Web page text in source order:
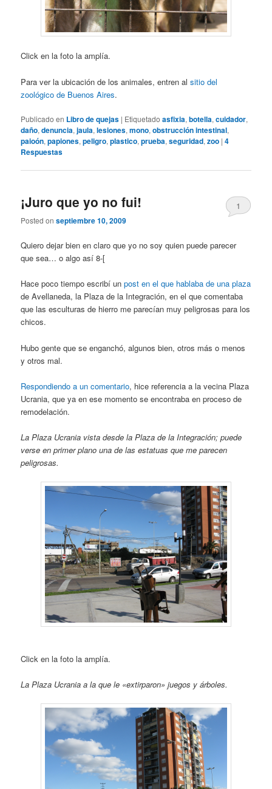
Click en la foto la amplía.
Para ver la ubicación de los animales, entren alsitio del
zoológico de Buenos Aires.
Publicado en Libro de quejas | Etiquetado asfixia,botella,cuidador,
daño,denuncia,jaula,lesiones,mono,obstrucción intestinal,
paioón,papiones,peligro,plastico,prueba,seguridad,zoo |4
Respuestas
¡Juro que yo no fui!
Posted onseptiembre 10, 2009
1
Quiero dejar bien en claro que yo no soy quien puede parecer
que sea… o algo así 8-[
Hace poco tiempo escribí unpost en el que hablaba de una plaza
de Avellaneda, la Plaza de la Integración, en el que comentaba
que las esculturas de hierro me parecían muy peligrosas para los
chicos.
Hubo gente que se enganchó, algunos bien, otros más o menos
y otros mal.
Respondiendo a un comentario, hice referencia a la vecina Plaza
Ucrania, que ya en ese momento se encontraba en proceso de
remodelación.
La Plaza Ucrania vista desde la Plaza de la Integración; puede
verse en primer plano una de las estatuas que me parecen
peligrosas.
Click en la foto la amplía.
La Plaza Ucrania a la que le «extirparon» juegos y árboles.